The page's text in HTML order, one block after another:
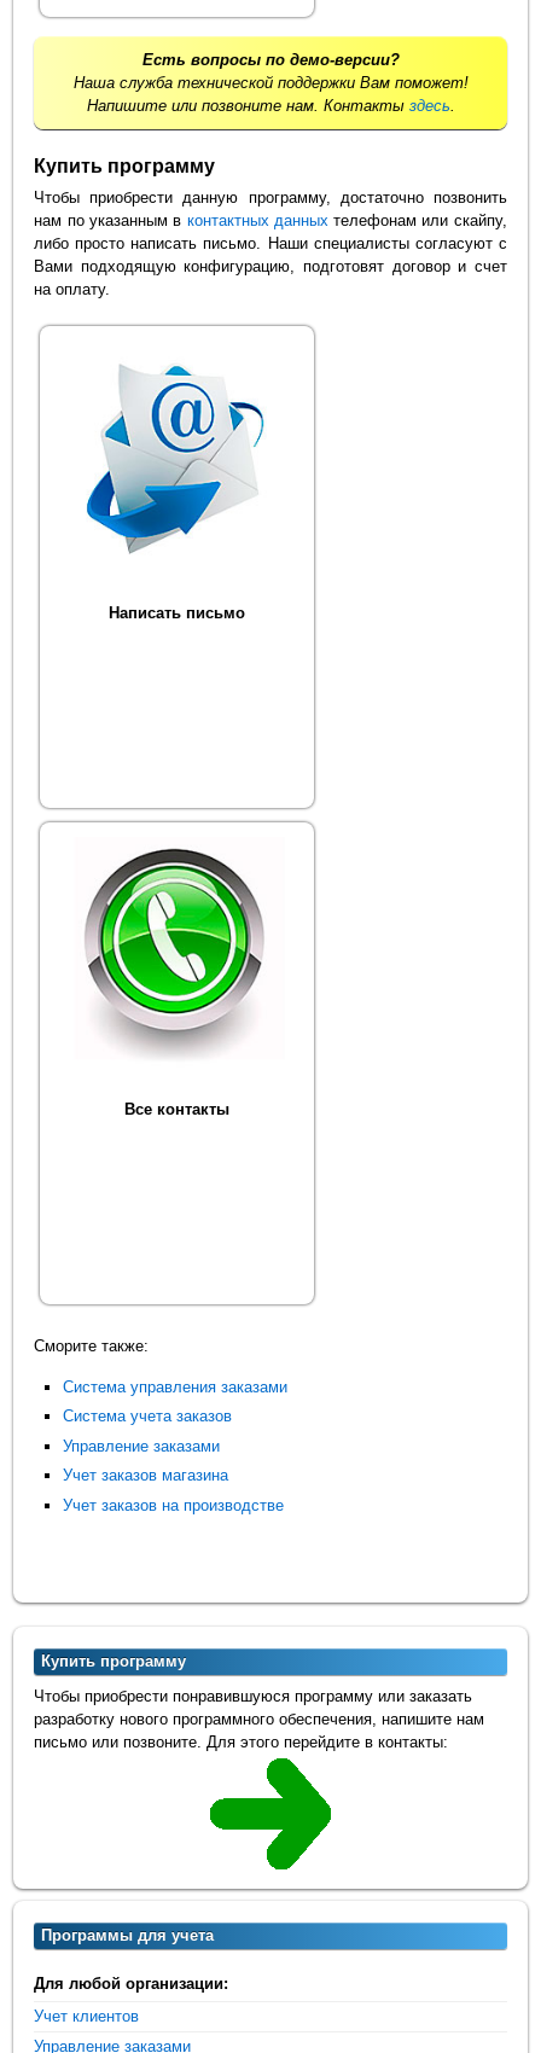
Есть вопросы по демо-версии?
Наша служба технической поддержки Вам поможет!
Напишите или позвоните нам. Контакты здесь
Купить программу
Чтобы приобрести данную программу, достаточно позвонить
нам по указанным в контактных данных телефонам или скайпу,
либо просто написать письмо. Наши специалисты согласуют с
Вами подходящую конфигурацию, подготовят договор и счет
на оплату.
Написать письмо
Все контакты
Сморите также:
Система управления заказами
Система учета заказов
Управление заказами
Учет заказов магазина
Учет заказов на производстве
Купить программу
Чтобы приобрести понравившуюся программу или заказать
разработку нового программного обеспечения, напишите нам
письмо или позвоните. Для этого перейдите в контакты:
Программы для учета
Для любой организации:
Учет клиентов
Управление заказами